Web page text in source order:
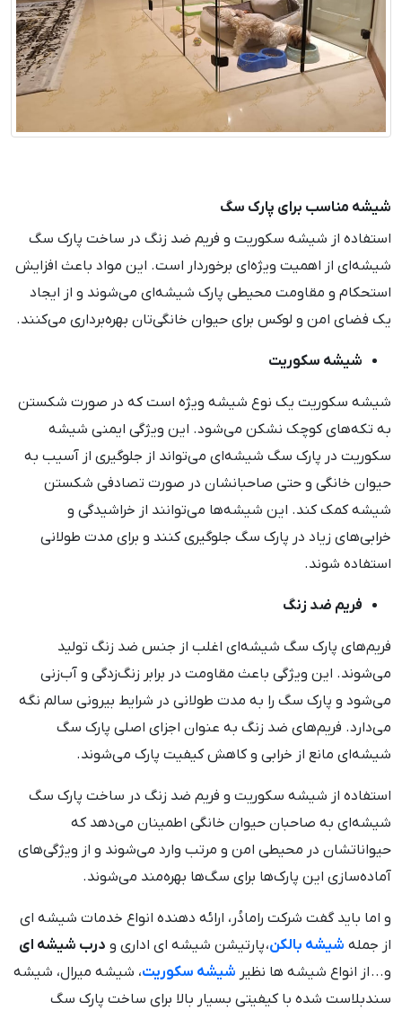
شیشه مناسب برای پارک سگ
استفاده از شیشه سکوریت و فریم ضد زنگ در ساخت پارک سگ
شیشه‌ای از اهمیت ویژه‌ای برخوردار است. این مواد باعث افزایش
استحکام و مقاومت محیطی پارک شیشه‌ای می‌شوند و از ایجاد
یک فضای امن و لوکس برای حیوان خانگی‌تان بهره‌برداری می‌کنند.
شیشه سکوریت
شیشه سکوریت یک نوع شیشه ویژه است که در صورت شکستن
به تکه‌های کوچک نشکن می‌شود. این ویژگی ایمنی شیشه
سکوریت در پارک سگ شیشه‌ای می‌تواند از جلوگیری از آسیب به
حیوان خانگی و حتی صاحبانشان در صورت تصادفی شکستن
شیشه کمک کند. این شیشه‌ها می‌توانند از خراشیدگی و
خرابی‌های زیاد در پارک سگ جلوگیری کنند و برای مدت طولانی
استفاده شوند.
فریم ضد زنگ
فریم‌های پارک سگ شیشه‌ای اغلب از جنس ضد زنگ تولید
می‌شوند. این ویژگی باعث مقاومت در برابر زنگ‌زدگی و آب‌زنی
می‌شود و پارک سگ را به مدت طولانی در شرایط بیرونی سالم نگه
می‌دارد. فریم‌های ضد زنگ به عنوان اجزای اصلی پارک سگ
شیشه‌ای مانع از خرابی و کاهش کیفیت پارک می‌شوند.
استفاده از شیشه سکوریت و فریم ضد زنگ در ساخت پارک سگ
شیشه‌ای به صاحبان حیوان خانگی اطمینان می‌دهد که
حیواناتشان در محیطی امن و مرتب وارد می‌شوند و از ویژگی‌های
آماده‌سازی این پارک‌ها برای سگ‌ها بهره‌مند می‌شوند.
و اما باید گفت شرکت رامادُر، ارائه دهنده انواع خدمات شیشه ای
از جمله شیشه بالکن، پارتیشن شیشه ای اداری و درب شیشه ای
و... از انواع شیشه ها نظیر شیشه سکوریت، شیشه میرال، شیشه
سندبلاست شده با کیفیتی بسیار بالا برای ساخت پارک سگ